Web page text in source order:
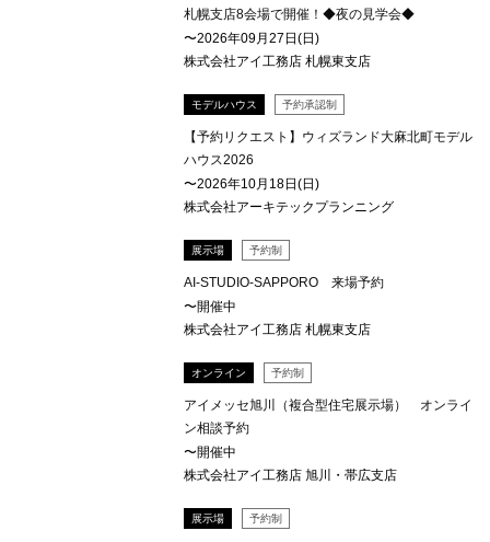
札幌支店8会場で開催！◆夜の見学会◆
〜2026年09月27日(日)
株式会社アイ工務店 札幌東支店
モデルハウス 予約承認制
【予約リクエスト】ウィズランド大麻北町モデル
ハウス2026
〜2026年10月18日(日)
株式会社アーキテックプランニング
展示場 予約制
AI-STUDIO-SAPPORO 来場予約
〜開催中
株式会社アイ工務店 札幌東支店
オンライン 予約制
アイメッセ旭川（複合型住宅展示場） オンライ
ン相談予約
〜開催中
株式会社アイ工務店 旭川・帯広支店
展示場 予約制